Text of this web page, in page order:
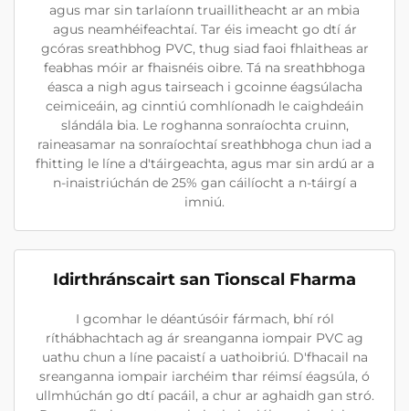
agus mar sin tarlaíonn truaillitheacht ar an mbia
agus neamhéifeachtaí. Tar éis imeacht go dtí ár
gcóras sreathbhog PVC, thug siad faoi fhlaitheas ar
feabhas móir ar fhaisnéis oibre. Tá na sreathbhoga
éasca a nigh agus tairseach i gcoinne éagsúlacha
ceimiceáin, ag cinntiú comhlíonadh le caighdeáin
slándála bia. Le roghanna sonraíochta cruinn,
raineasamar na sonraíochtaí sreathbhoga chun iad a
fhitting le líne a d'táirgeachta, agus mar sin ardú ar a
n-inaistriúchán de 25% gan cáilíocht a n-táirgí a
imniú.
Idirthránscairt san Tionscal Fharma
I gcomhar le déantúsóir fármach, bhí ról
ríthábhachtach ag ár sreanganna iompair PVC ag
uathu chun a líne pacaistí a uathoibriú. D'fhacail na
sreanganna iompair iarchéim thar réimsí éagsúla, ó
ullmhúchán go dtí pacáil, a chur ar aghaidh gan stró.